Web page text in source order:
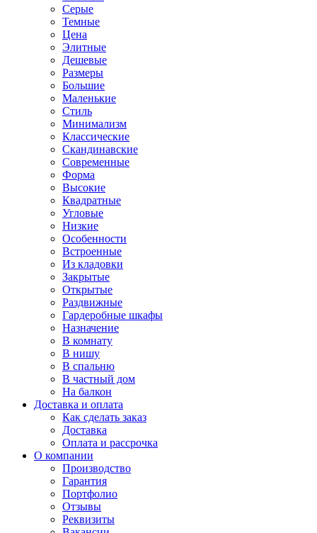
Серые
Темные
Цена
Элитные
Дешевые
Размеры
Большие
Маленькие
Стиль
Минимализм
Классические
Скандинавские
Современные
Форма
Высокие
Квадратные
Угловые
Низкие
Особенности
Встроенные
Из кладовки
Закрытые
Открытые
Раздвижные
Гардеробные шкафы
Назначение
В комнату
В нишу
В спальню
В частный дом
На балкон
Доставка и оплата
Как сделать заказ
Доставка
Оплата и рассрочка
О компании
Производство
Гарантия
Портфолио
Отзывы
Реквизиты